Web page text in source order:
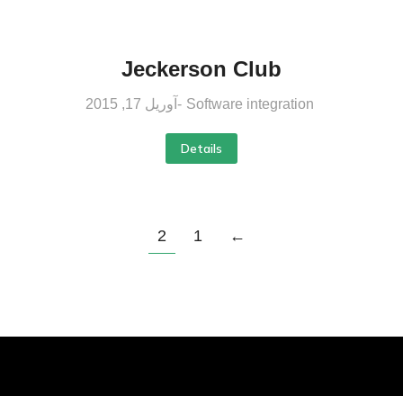
Jeckerson Club
Software integration آوریل 17, 2015
Details
←
1
2